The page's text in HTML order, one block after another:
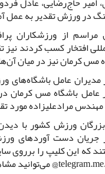
در ورزش تقدیر به عمل
مراسم از ورزشکاران
افتخار کسب کردند
مس کرمان نیز در میان
مدیران عامل
عامل باشگاه مس
مرادعلیزاده مورد
ورزش کشور با
جریان دست آوردهای
که این کلیپ را برروی